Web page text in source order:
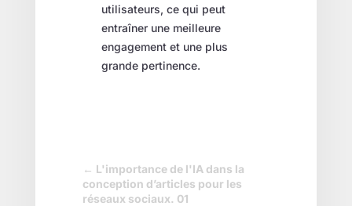
utilisateurs, ce qui peut
entraîner une meilleure
engagement et une plus
grande pertinence.
← L'importance de l'IA dans la
conception d’articles pour les
réseaux sociaux. 01